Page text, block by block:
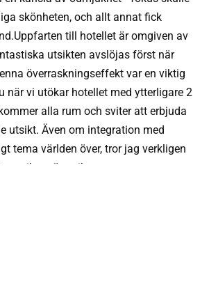
skönheten, och allt annat fick
till hotellet är omgiven av
utsikten avslöjas först när
överraskningseffekt var en viktig
när vi utökar hotellet med ytterligare 2
alla rum och sviter att erbjuda
utsikt. Även om integration med
tema världen över, tror jag verkligen
utsikten är unik.